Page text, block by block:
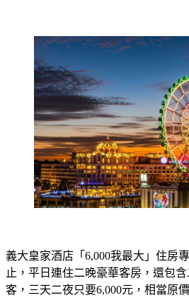
義大皇家酒店「6,000我最大」住房
止，平日連住二晚豪華客房，還包
客，三天二夜只要6,000元，相當原